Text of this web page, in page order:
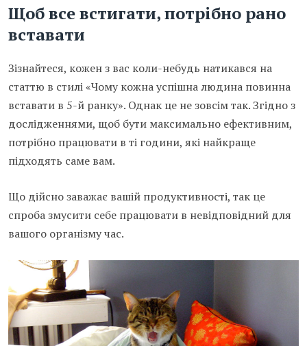
Щоб все встигати, потрібно рано
вставати
Зізнайтеся, кожен з вас коли-небудь натикався на
статтю в стилі «Чому кожна успішна людина повинна
вставати в 5-й ранку». Однак це не зовсім так. Згідно з
дослідженнями, щоб бути максимально ефективним,
потрібно працювати в ті години, які найкраще
підходять саме вам.
Що дійсно заважає вашій продуктивності, так це
спроба змусити себе працювати в невідповідний для
вашого організму час.